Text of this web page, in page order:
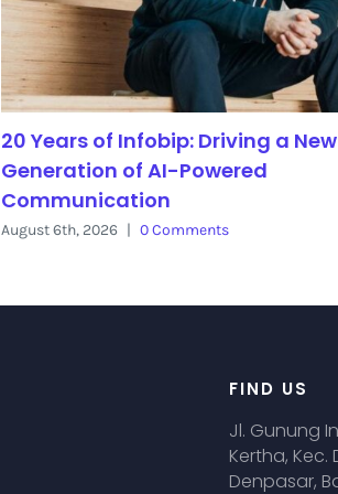
20 Years of Infobip: Driving a New
Generation of AI-Powered
Communication
August 6th, 2026 | 0 Comments
FIND US
Jl. Gunung
Kertha, Kec.
Denpasar,